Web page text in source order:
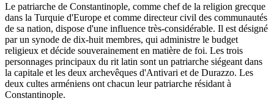
Le patriarche de Constantinople, comme chef de la religion grecque
dans la Turquie d'Europe et comme directeur civil des communautés
de sa nation, dispose d'une influence très-considérable. Il est désigné
par un synode de dix-huit membres, qui administre le budget
religieux et décide souverainement en matière de foi. Les trois
personnages principaux du rit latin sont un patriarche siégeant dans
la capitale et les deux archevêques d'Antivari et de Durazzo. Les
deux cultes arméniens ont chacun leur patriarche résidant à
Constantinople.